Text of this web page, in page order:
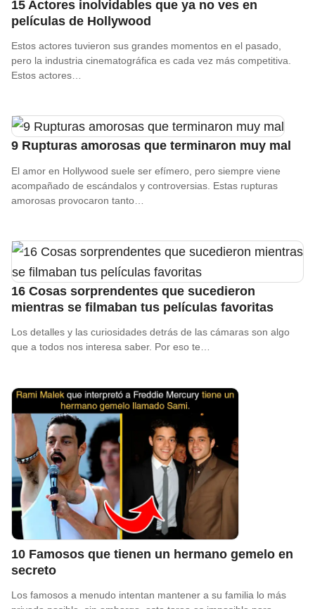
15 Actores inolvidables que ya no ves en
películas de Hollywood
Estos actores tuvieron sus grandes momentos en el pasado,
pero la industria cinematográfica es cada vez más competitiva.
Estos actores…
9 Rupturas amorosas que terminaron muy mal
El amor en Hollywood suele ser efímero, pero siempre viene
acompañado de escándalos y controversias. Estas rupturas
amorosas provocaron tanto…
16 Cosas sorprendentes que sucedieron
mientras se filmaban tus películas favoritas
Los detalles y las curiosidades detrás de las cámaras son algo
que a todos nos interesa saber. Por eso te…
10 Famosos que tienen un hermano gemelo en
secreto
Los famosos a menudo intentan mantener a su familia lo más